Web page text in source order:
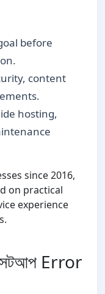
before
content
hosting,
since 2016,
on practical
experience
Error